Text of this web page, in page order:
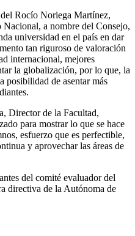
Rocío Noriega Martínez,
a nombre del Consejo,
universidad en el país en dar
tan riguroso de valoración
internacional, mejores
la globalización, por lo que, la
posibilidad de asentar más
Director de la Facultad,
para mostrar lo que se hace
esfuerzo que es perfectible,
y aprovechar las áreas de
del comité evaluador del
directiva de la Autónoma de